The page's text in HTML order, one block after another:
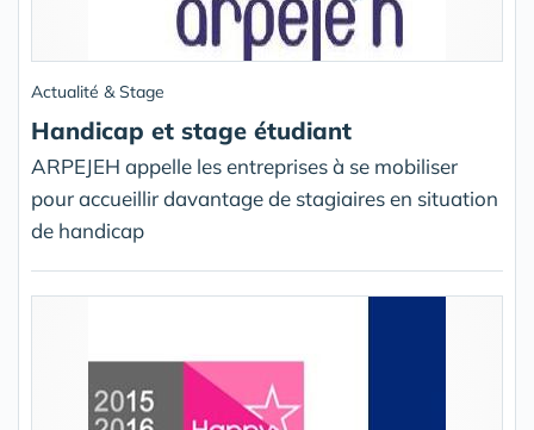
Actualité & Stage
Handicap et stage étudiant
ARPEJEH appelle les entreprises à se mobiliser
pour accueillir davantage de stagiaires en situation
de handicap